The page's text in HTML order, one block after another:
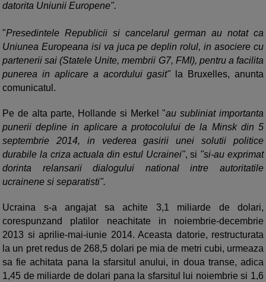
datorita Uniunii Europene".
"Presedintele Republicii si cancelarul german au notat ca
Uniunea Europeana isi va juca pe deplin rolul, in asociere cu
partenerii sai (Statele Unite, membrii G7, FMI), pentru a facilita
punerea in aplicare a acordului gasit" la Bruxelles, anunta
comunicatul.
Pe de alta parte, Hollande si Merkel "au subliniat importanta
punerii depline in aplicare a protocolului de la Minsk din 5
septembrie 2014, in vederea gasirii unei solutii politice
durabile la criza actuala din estul Ucrainei", si "si-au exprimat
dorinta relansarii dialogului national intre autoritatile
ucrainene si separatisti".
Ucraina s-a angajat sa achite 3,1 miliarde de dolari,
corespunzand platilor neachitate in noiembrie-decembrie
2013 si aprilie-mai-iunie 2014. Aceasta datorie, restructurata
la un pret redus de 268,5 dolari pe mia de metri cubi, urmeaza
sa fie achitata pana la sfarsitul anului, in doua transe, adica
1,45 de miliarde de dolari pana la sfarsitul lui noiembrie si 1,6